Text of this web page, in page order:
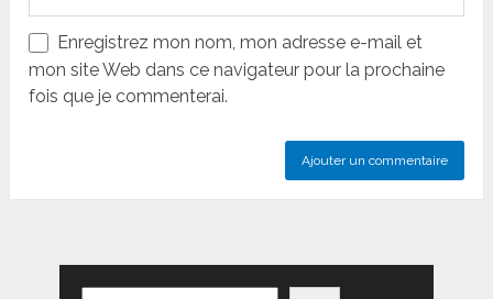
Enregistrez mon nom, mon adresse e-mail et
mon site Web dans ce navigateur pour la prochaine
fois que je commenterai.